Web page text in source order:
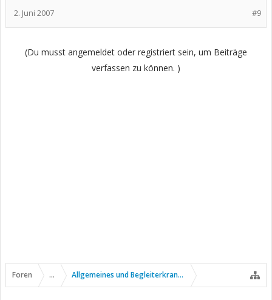
#9
2. Juni 2007
(Du musst angemeldet oder registriert sein, um Beiträge
verfassen zu können. )
Foren ... Allgemeines und Begleiterkrankungen